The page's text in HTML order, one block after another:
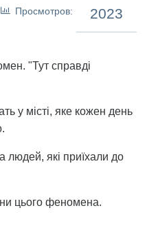
Просмотров:
2023
"Тут справді
у місті, яке кожен день
які приїхали до
цього феномена.